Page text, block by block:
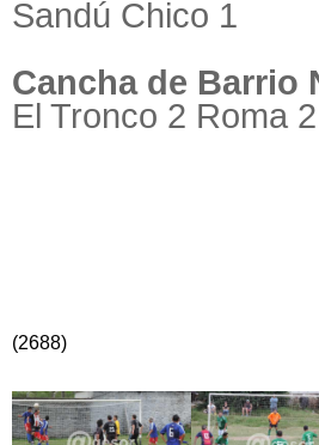
Sandú Chico 1
Cancha de Barrio
El Tronco 2 Roma 2
(2688)